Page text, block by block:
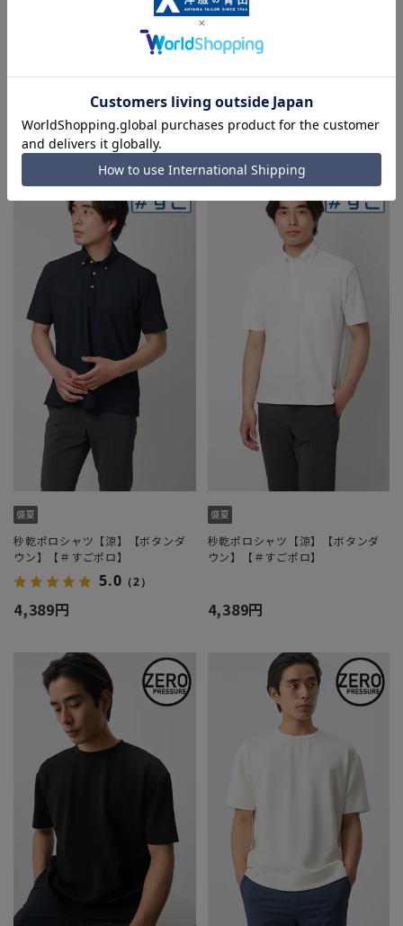
3.0
4,389円
5.0
4,389円
秒乾ポロシャツ【涼】【ボタンダ
ウン】【＃すごポロ】
5.0 （2）
4,389円
秒乾ポロシャツ【涼】【ボタンダ
ウン】【＃すごポロ】
4,389円